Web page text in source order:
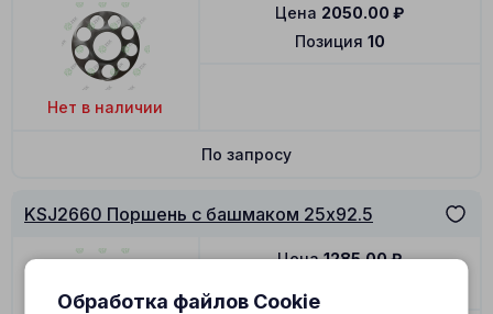
Нет в наличии
Позиция 10
Цена 2050.00 ₽
По запросу
KSJ2660 Поршень с башмаком 25x92.5
Цена 1285.00₽
Обработка файлов Cookie